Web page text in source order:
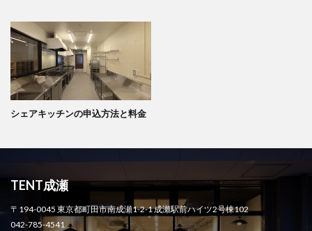
シェアキッチンの申込方法と料金
TENT成瀬
〒194-0045 東京都町田市南成瀬1-2-1 成瀬駅前ハイツ2号棟102
042-785-4541